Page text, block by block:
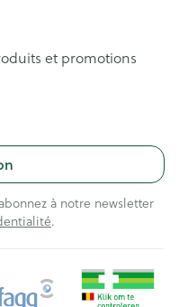
et promotions
à notre newsletter
.